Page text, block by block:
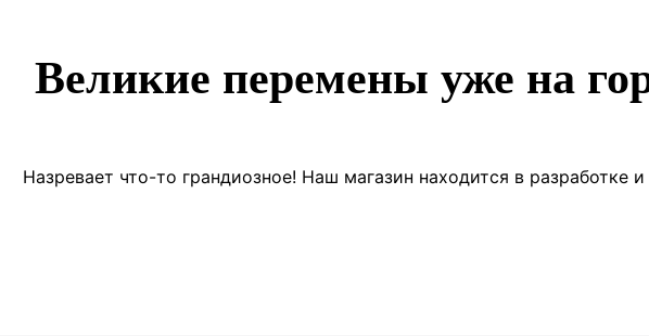
Великие перемены уже на
Назревает что-то грандиозное! Наш магазин находится в разработке